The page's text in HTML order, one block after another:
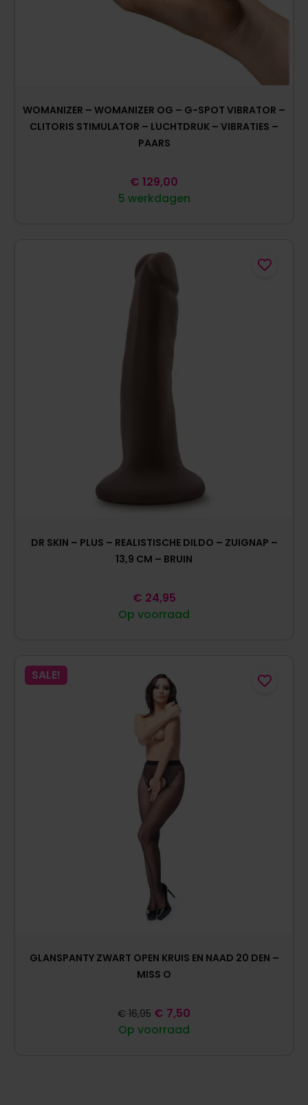
WOMANIZER – WOMANIZER OG – G-SPOT VIBRATOR –
CLITORIS STIMULATOR – LUCHTDRUK – VIBRATIES –
PAARS
5 werkdagen
€ 129,00
DR SKIN – PLUS – REALISTISCHE DILDO – ZUIGNAP –
13,9 CM – BRUIN
Op voorraad
€ 24,95
SALE!
GLANSPANTY ZWART OPEN KRUIS EN NAAD 20 DEN –
MISS O
Op voorraad
€ 16,95 € 7,50